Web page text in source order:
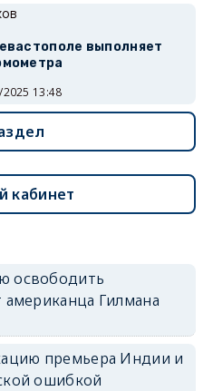
выполняет
13:48
кабинет
освободить
Гилмана
премьера Индии и
ошибкой